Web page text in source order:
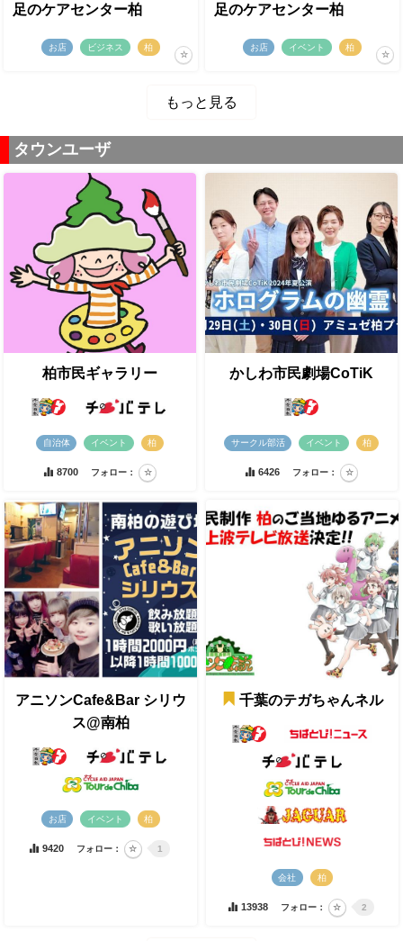
足のケアセンター柏
お店 ビジネス 柏
足のケアセンター柏
お店 イベント 柏
もっと見る
タウンユーザ
柏市民ギャラリー
自治体 イベント 柏
8700 フォロー：
かしわ市民劇場CoTiK
サークル部活 イベント 柏
6426 フォロー：
アニソンCafe&Bar シリウ
ス@南柏
お店 イベント 柏
9420 フォロー： 1
千葉のテガちゃんネル
会社 柏
13938 フォロー： 2